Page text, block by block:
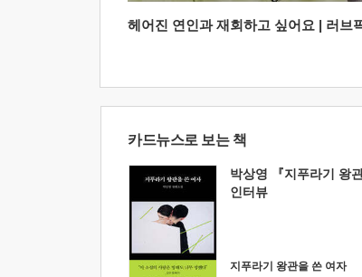
헤어진 연인과 재회하고 싶어요 | 러브
카드뉴스로 보는 책
박상영 『지푸라기 왕
인터뷰
지푸라기 왕관을 쓴 여자